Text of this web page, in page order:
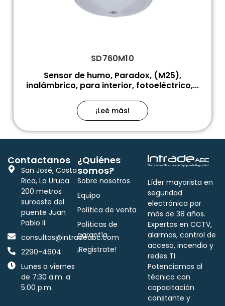
SD760M10
Sensor de humo, Paradox, (M25),
inalámbrico, para interior, fotoeléctrico,...
¡Leé más!
Líder mayorista en
seguridad
electrónica por
más de 38 años.
Expertos en CCTV,
alarmas, control de
acceso, incendio y
redes TI.
Potenciamos al
técnico con
capacitación
constante y
¿Quiénes
somos?
Sobre nosotros
Equipo
Política de venta
Políticas de
garantía
¡Registrate!
Contactanos
San José, Costa
Rica, La Uruca
200 metros
suroeste del
puente Juan
Pablo II.
consultas@intradeabc.com
2290-4604
Lunes a viernes
de 7:30 a.m. a
5:00 p.m.